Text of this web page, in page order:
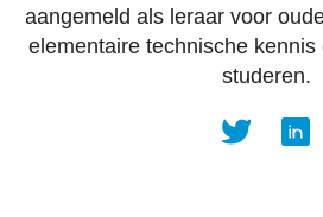
aangemeld als leraar voor
elementaire technische
studeren.